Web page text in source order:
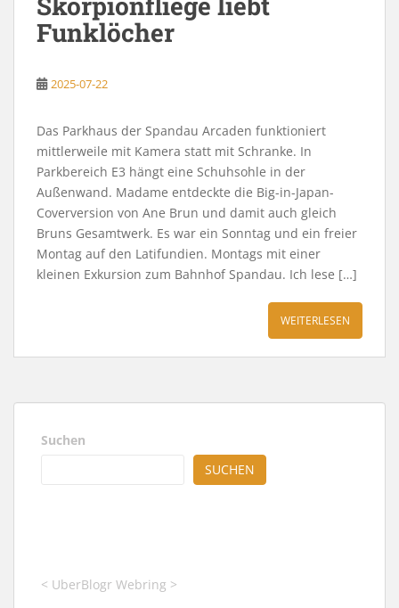
Funklöcher
2025-07-22
Das Parkhaus der Spandau Arcaden funktioniert
mittlerweile mit Kamera statt mit Schranke. In
Parkbereich E3 hängt eine Schuhsohle in der
Außenwand. Madame entdeckte die Big-in-Japan-
Coverversion von Ane Brun und damit auch gleich
Bruns Gesamtwerk. Es war ein Sonntag und ein freier
Montag auf den Latifundien. Montags mit einer
kleinen Exkursion zum Bahnhof Spandau. Ich lese […]
WEITERLESEN
Suchen
SUCHEN
< UberBlogr Webring >